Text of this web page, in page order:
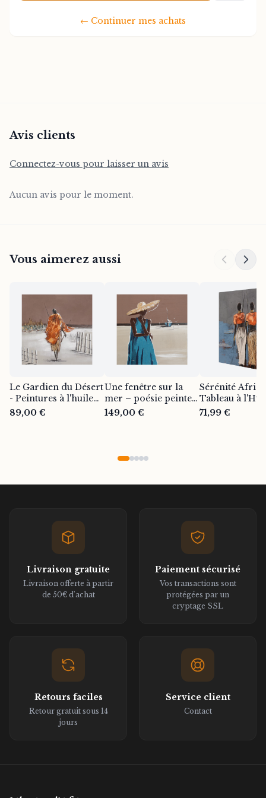
raffinée. Sa structure robuste peut
supporter le poids de plusieurs livres sans
Ce serre-livres convient parfaitement aux
amateurs de littérature, aux bibliophiles et
à tous ceux qui cherchent à allier
fonctionnalité et esthétique. Offrez-vous ou
offrez un cadeau original qui ravira les
esprits raffinés.
← Continuer mes achats
Avis clients
Connectez-vous pour laisser un avis
Aucun avis pour le moment.
Vous aimerez aussi
Le Gardien du Désert
- Peintures à l'huile
sur toile de natures
89,00 €
Une fenêtre sur la
mer – poésie peinte à
la main sur toile
149,00 €
Sérénité
Tableau à
Peint à la Main
71,99 €
Livraison gratuite
Livraison offerte à partir
de 50€ d'achat
Paiement sécurisé
Vos transactions sont
protégées par un
cryptage SSL
Retours faciles
Retour gratuit sous 14
jours
Service client
Contact